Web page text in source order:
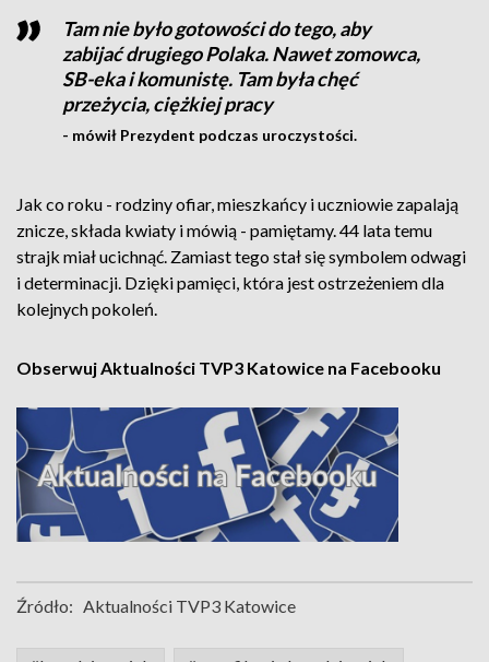
Tam nie było gotowości do tego, aby
zabijać drugiego Polaka. Nawet zomowca,
SB-eka i komunistę. Tam była chęć
przeżycia, ciężkiej pracy
- mówił Prezydent podczas uroczystości.
Jak co roku - rodziny ofiar, mieszkańcy i uczniowie zapalają
znicze, składa kwiaty i mówią - pamiętamy. 44 lata temu
strajk miał ucichnąć. Zamiast tego stał się symbolem odwagi
i determinacji. Dzięki pamięci, która jest ostrzeżeniem dla
kolejnych pokoleń.
Obserwuj Aktualności TVP3 Katowice na Facebooku
Źródło: Aktualności TVP3 Katowice